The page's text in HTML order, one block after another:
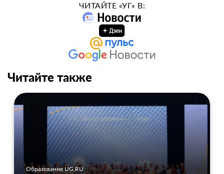
ЧИТАЙТЕ «УГ» В:
Читайте также
Образование UG.RU